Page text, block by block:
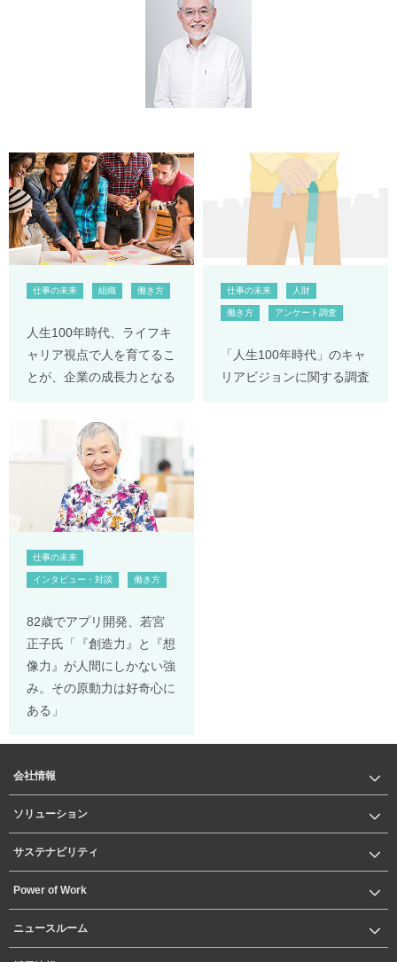
仕事の未来 組織 働き方
人生100年時代、ライフキ
ャリア視点で人を育てるこ
とが、企業の成長力となる
仕事の未来 人財
働き方 アンケート調査
「人生100年時代」のキャ
リアビジョンに関する調査
仕事の未来
インタビュー・対談 働き方
82歳でアプリ開発、若宮
正子氏「『創造力』と『想
像力』が人間にしかない強
み。その原動力は好奇心に
ある」
会社情報
ソリューション
サステナビリティ
Power of Work
ニュースルーム